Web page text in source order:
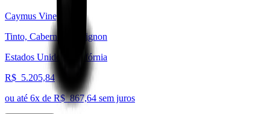
Caymus Vineyards
Tinto, Cabernet Sauvignon
Estados Unidos, Califórnia
R$ 5.205,84
ou até 6x de R$ 867,64 sem juros